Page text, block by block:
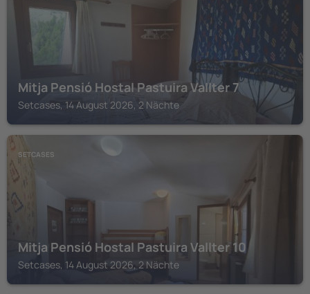
Mitja Pensió Hostal Pastuira Vallter 7
Setcases, 14 August 2026, 2 Nächte
SETCASES
Mitja Pensió Hostal Pastuira Vallter 10
Setcases, 14 August 2026, 2 Nächte